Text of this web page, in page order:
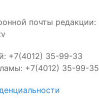
почты редакции:
+7(4012) 35-99-33
+7(4012) 35-99-35